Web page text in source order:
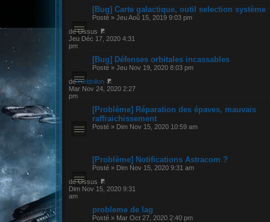
[Bug] Carte galactique, outil selection système
Posté » Jeu Aoû 15, 2019 9:03 pm
de Ossus
Jeu Déc 17, 2020 4:31
pm
[Bug] Défenses orbitales incassables
Posté » Jeu Nov 19, 2020 8:03 pm
deHeldrillon
Mar Nov 24, 2020 2:27
pm
[Problème] Réparation des épaves, mauvais
raffraichissement
Posté » Dim Nov 15, 2020 10:59 am
[Problème] Notifications Astracom ?
Posté » Dim Nov 15, 2020 9:31 am
de Ossus
Dim Nov 15, 2020 9:31
am
probleme de lag
Posté » Mar Oct 27, 2020 2:40 pm